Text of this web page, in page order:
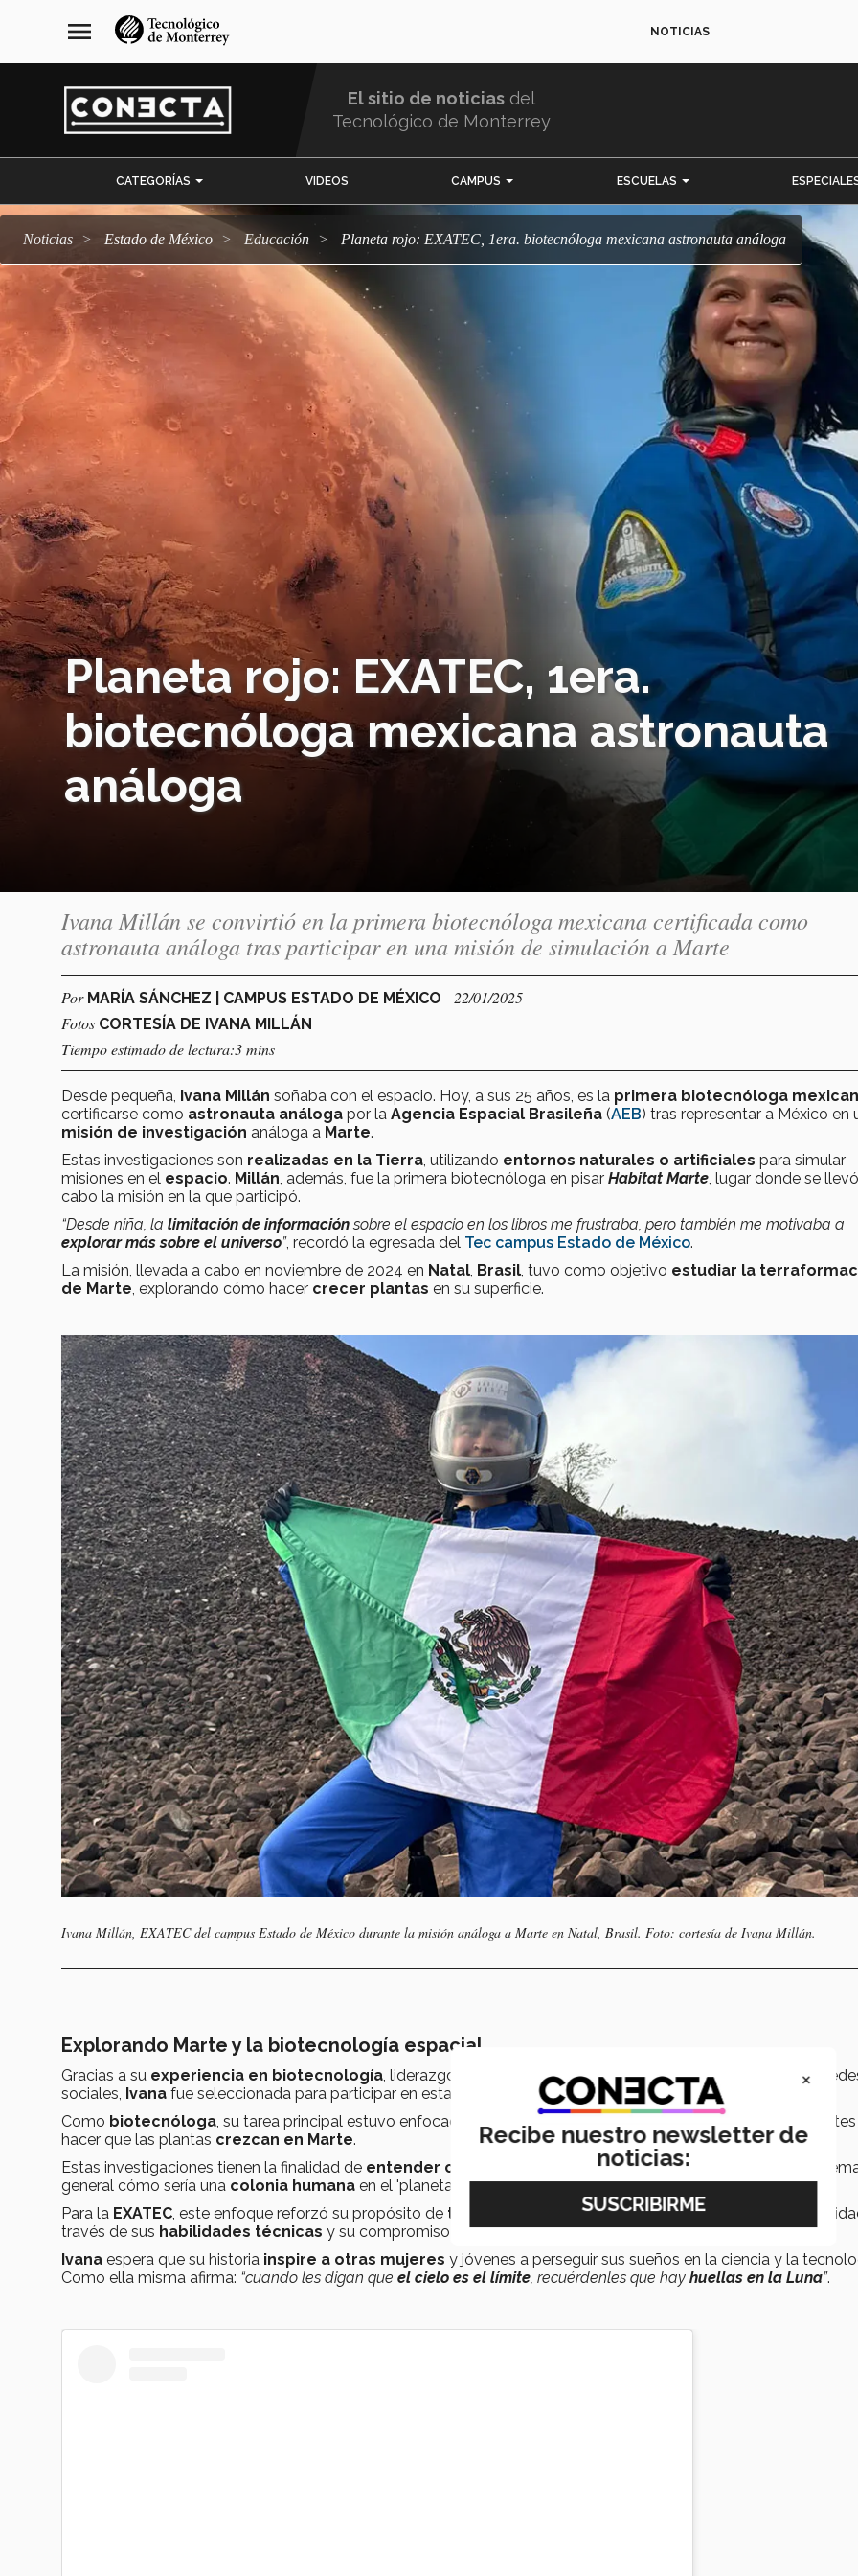
navegación
principal
menu NOTICIAS
El sitio de noticias del
Tecnológico de Monterrey
CATEGORÍAS VIDEOS CAMPUS ESCUELAS
Noticias Estado de México Educación Planeta rojo: EXATEC, 1era. biotecnóloga mexicana astronauta análoga
Planeta rojo: EXATEC, 1era.
biotecnóloga mexicana astronauta
análoga
Ivana Millán se convirtió en la primera biotecnóloga mexicana certificada como
astronauta análoga tras participar en una misión de simulación a Marte
Por MARÍA SÁNCHEZ | CAMPUS ESTADO DE MÉXICO - 22/01/2025
Fotos CORTESÍA DE IVANA MILLÁN
Tiempo estimado de lectura:3 mins
Desde pequeña, Ivana Millán soñaba con el espacio. Hoy, a sus 25 años, es la primera biotecnóloga
certificarse como astronauta análoga por la Agencia Espacial Brasileña (AEB) tras representar a México en
misión de investigación análoga a Marte.
Estas investigaciones son realizadas en la Tierra , utilizando entornos naturales o artificiales para simular
misiones en el espacio. Millán , además, fue la primera biotecnóloga en pisar Habitat Marte , lugar donde se
cabo la misión en la que participó.
“Desde niña, la limitación de informaciónsobre el espacio en los libros me frustraba, pero también me motivaba a
explorar más sobre el universo”, recordó la egresada del Tec campus Estado de México.
La misión, llevada a cabo en noviembre de 2024 en Natal Brasil , tuvo como objetivo estudiar la
de Marte , explorando cómo hacer crecer plantas en su superficie.
Ivana Millán, EXATEC del campus Estado de México durante la misión análoga a Marte en Natal, Brasil. Foto: cortesía de Ivana Millán.
Explorando Marte y la biotecnología espacial
Gracias a su experiencia en biotecnología, liderazgo y su habilidad para divulgar la ciencia
a través de
sociales, Ivana fue seleccionada para participar en esta misión.
Como biotecnóloga, su tarea principal estuvo enfocada en el uso de suelo
para lograr generar más
hacer que las plantas crezcan en Marte.
Estas investigaciones tienen la finalidad de entender cómo se puede originar la vidaen condiciones
general cómo sería una colonia humana en el 'planeta rojo'.
Para la EXATEC, este enfoque reforzó su propósito de trabajar en solucionespara el beneficio de la
través de sus habilidades técnicas y su compromiso con laexploración científica.
Ivana espera que su historia inspire a otras mujeres y jóvenes a perseguir sus sueños en la ciencia y la
Como ella misma afirma: “cuando les digan que el cielo es el límite, recuérdenles que hay huellas en la Luna”.
×
Recibe nuestro newsletter de
noticias: